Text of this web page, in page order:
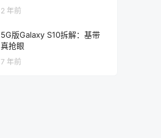
的神秘利器？
2 年前
5G版Galaxy S10拆解：基带
真抢眼
7 年前